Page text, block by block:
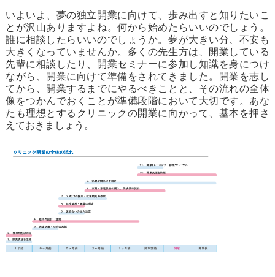
いよいよ、夢の独立開業に向けて、歩み出すと知りたいこ
とが沢山ありますよね。何から始めたらいいのでしょう。
誰に相談したらいいのでしょうか。夢が大きい分、不安も
大きくなっていませんか。多くの先生方は、開業している
先輩に相談したり、開業セミナーに参加し知識を身につけ
ながら、開業に向けて準備をされてきました。開業を志し
てから、開業するまでにやるべきことと、その流れの全体
像をつかんでおくことが準備段階において大切です。あな
たも理想とするクリニックの開業に向かって、基本を押さ
えておきましょう。